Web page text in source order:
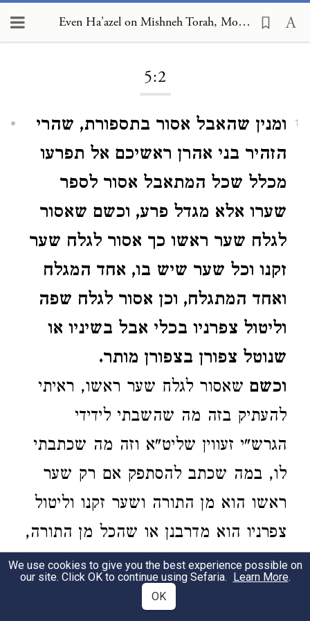
Even Ha'azel on Mishneh Torah, Mourning 5:2
5:2
1
ומנין שהאבל אסור בתספורת, שהרי
הזהיר בני אהרן ראשיכם אל תפרעו
מכלל שכל המתאבל אסור לספר
שערו אלא מגדל פרע, וכשם שאסור
לגלח שער ראשו כך אסור לגלח שער
זקנו וכל שער שיש בו, אחד המגלח
ואחד המתגלח, וכן אסור לגלח שפה
וליטול צפרניו בכלי אבל בשיניו או
שנוטל צפורן בצפורן מותר.
וכשם שאסור לגלח שער ראשו, ראיתי
להעתיק בזה מה שהשבתי לידידי
הגרש"י זעווין שליט"א וזה מה שכתבתי
לו, במה שכתב להסתפק אם רק שער
ראשו הוא מן התורה ושער זקנו וליטול
צפרניו הוא מדרבנן או שהכל מן התורה,
הנה מכיון שכתב הרמב"ם כשם שאסור
לגלח שער ראשו כך אסור לגלח שער
We use cookies to give you the best experience possible on
our site. Click OK to continue using Sefaria. Learn More.
OK